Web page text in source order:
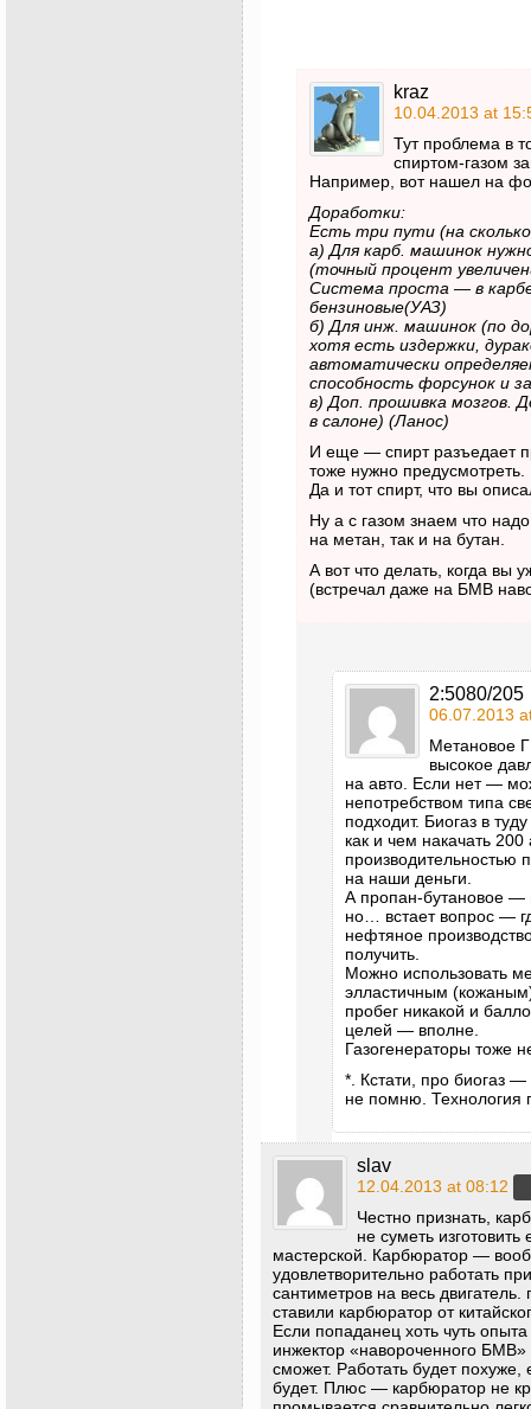
kraz
10.04.2013 at
Тут проблема в
спиртом-газом
Например, вот нашел на
Доработки:
Есть три пути (на
а) Для карб. машинок
(точный процент
Система проста — в
бензиновые(УАЗ)
б) Для инж. машинок (по
хотя есть издержки,
автоматически
способность форсунок и
в) Доп. прошивка мозгов.
в салоне) (Ланос)
И еще — спирт разъедает
тоже нужно предусмотреть.
Да и тот спирт, что вы
Ну а с газом знаем что
на метан, так и на бутан.
А вот что делать, когда вы
(встречал даже на БМВ
2:5080/205
06.07.2013
Метановое
высокое
на авто. Если нет —
непотребством типа
подходит. Биогаз в
как и чем накачать
производительностью
на наши деньги.
А пропан-бутановое —
но… встает вопрос —
нефтяное
получить.
Можно использовать
элластичным
пробег никакой и
целей — вполне.
Газогенераторы тоже
*. Кстати, про биогаз —
не помню. Технология
slav
12.04.2013 at 08:12
Честно признать,
не суметь
мастерской. Карбюратор —
удовлетворительно работать
сантиметров на весь
ставили карбюратор от
Если попаданец хоть чуть
инжектор «навороченного БМВ»
сможет. Работать будет
будет. Плюс — карбюратор не